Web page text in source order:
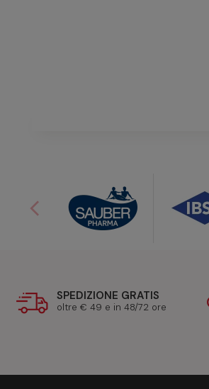
arrow_back_ios
SPEDIZIONE GRATIS
oltre € 49 e in 48/72 ore